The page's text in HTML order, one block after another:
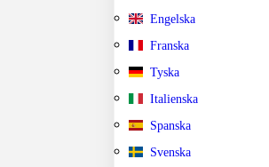
Engelska
Franska
Tyska
Italienska
Spanska
Svenska